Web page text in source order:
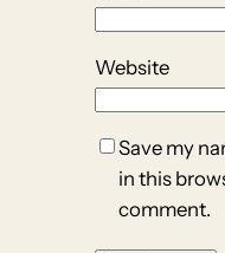
Website
Save my
in this
comment.